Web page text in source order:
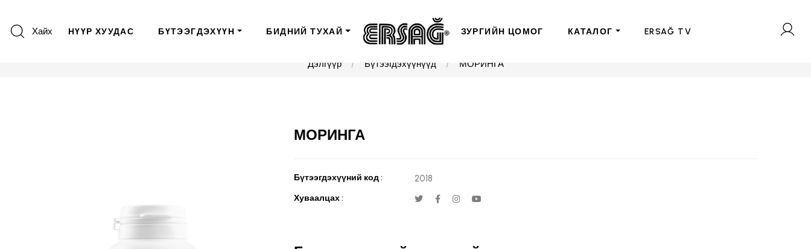
Хайх НҮҮР ХУУДАС БҮТЭЭГДЭХҮҮН БИДНИЙ ТУХАЙ ЗУРГИЙН ЦОМОГ КАТАЛОГ ERSAĞ TV
Дэлгүүр Бүтээгдэхүүнүүд МОРИНГА
МОРИНГА
Бүтээгдэхүүний код : 2018
Хуваалцах :